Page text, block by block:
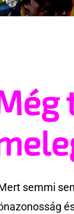
semmi